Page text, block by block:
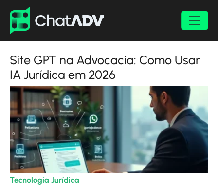
Tecnologia Jurídica
Site GPT na Advocacia: Como Usar
IA Jurídica em 2026